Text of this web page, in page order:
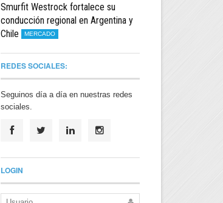
Smurfit Westrock fortalece su
conducción regional en Argentina y
Chile
MERCADO
REDES SOCIALES:
Seguinos día a día en nuestras redes
sociales.
LOGIN